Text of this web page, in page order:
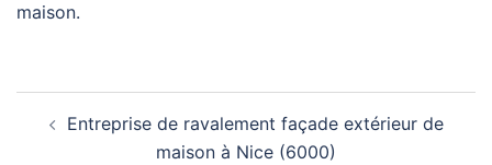
maison.
d’article
Entreprise de ravalement façade extérieur de
maison à Nice (6000)